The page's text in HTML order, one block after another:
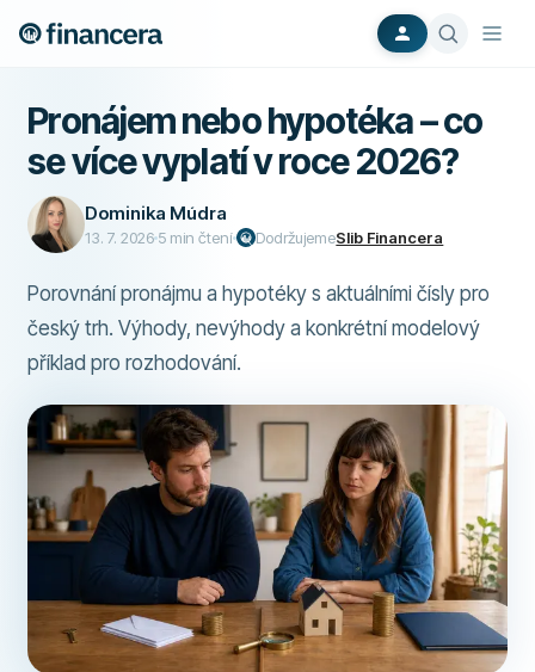
Pronájem nebo hypotéka – co
se více vyplatí v roce 2026?
Dominika Múdra
13. 7. 2026 5 min čtení DodržujemeSlib Financera
Porovnání pronájmu a hypotéky s aktuálními čísly pro
český trh. Výhody, nevýhody a konkrétní modelový
příklad pro rozhodování.